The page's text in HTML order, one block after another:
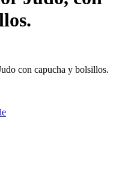
con capucha y bolsillos.